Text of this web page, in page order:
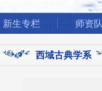
新生专栏 师资
西域古典学系